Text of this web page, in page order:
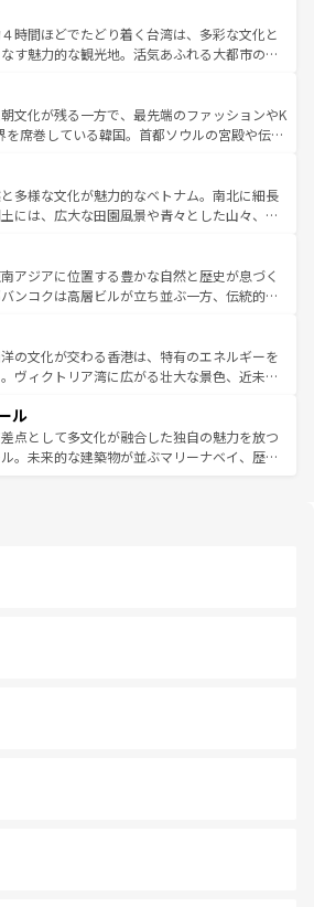
のスタイルだ。 なお、新着のアメリカ
ンツ一覧を参照してほしい。
しの心で訪れる人々を迎えてくれるハワイの
いローカルフードやハワイアンミュージッ
フラダンスなど、すべてがハワイの魅力を彩
てほしい。 なお、新着のハワイ情報
一覧を参照してほしい。
大陸中央部にそびえるウルル（エアーズロッ
ニアの美しい原生林やケアンズの熱帯雨林な
がたくさん。また、カフェやワイン、オージ
ィビティも充実しており、サーフィンやダイ
キングなど、アウトドア好きにはたまらな
ラリアの多彩な魅力を存分に味わいつくそ
い。
時間ほどでたどり着く台湾は、多彩な文化と
す魅力的な観光地。活気あふれる大都市の台
な山岳地帯である台湾東部など、都市の喧騒
さが共存しており、訪れる人に新しい発見と
してくれる。また、奥深い台湾の食文化も魅
評判のスイーツなど、バラエティ豊かな料理
が味わえる。 なお、新着の台湾情報は コンテンツ一覧を参
。
文化が残る一方で、最先端のファッションやK
を席巻している韓国。首都ソウルの宮殿や伝統
を延ばせば四季折々の自然美を楽しむことが
て、キムチや焼肉、絶品のストリートフード
まな韓国料理が待っている。夜には、韓国な
れながら、韓国の多彩な魅力を心ゆくまで味
わってみてほしい。 なお、新着の韓国情報はコンテンツ一
ほしい。
多様な文化が魅力的なベトナム。南北に細長
には、広大な田園風景や青々とした山々、世
共に伝統が息づく。ハノイの古い町並みやホ
フランス統治時代の建物も、独特の雰囲気を
る。また、バラエティの豊かさとおいしさで
やバインミー、ベトナムコーヒーなどは、ぜ
いたい。どの地域を訪れてもあたたかい人々
えてくれるので、きっと忘れられない旅にな
い。
アジアに位置する豊かな自然と歴史が息づく
ンコクは高層ビルが立ち並ぶ一方、伝統的な
している。北部ではチェンマイなどの山岳地
れ合い、南部ではプーケットやクラビの美し
ゾート気分を楽しむことができる。タイ料理
は一年中温暖で、どの季節にも異なる楽しみ
。親しみやすいタイの人々、仏教を中心とし
て多様な観光資源が、訪れる旅人を魅了し続
の文化が交わる香港は、特有のエネルギーを
ヴィクトリア湾に広がる壮大な景色、近未来
れても感動するはず。観光スポットが密集し
よく見どころを回れるのも魅力。息をのむよ
文化的な体験まで、香港を存分に楽しみ尽く
ル
点として多文化が融合した独自の魅力を放つ
。未来的な建築物が並ぶマリーナベイ、歴史
ズは地元の風情を楽しめる外せないスポット